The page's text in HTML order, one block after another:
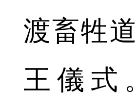
渡畜牲
王儀式